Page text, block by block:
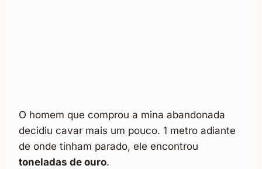
O homem que comprou a mina abandonada
decidiu cavar mais um pouco. 1 metro adiante
de onde tinham parado, ele encontrou
toneladas de ouro.